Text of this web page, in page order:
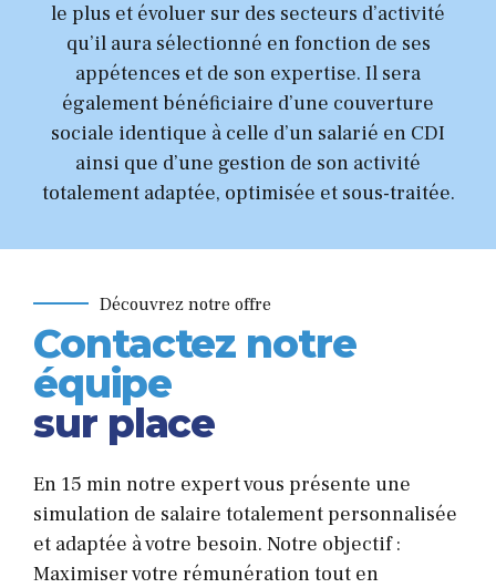
le plus et évoluer sur des secteurs d’activité
qu’il aura sélectionné en fonction de ses
appétences et de son expertise. Il sera
également bénéficiaire d’une couverture
sociale identique à celle d’un salarié en CDI
ainsi que d’une gestion de son activité
totalement adaptée, optimisée et sous-traitée.
Découvrez notre offre
Contactez notre
équipe
sur place
En 15 min notre expert vous présente une
simulation de salaire totalement personnalisée
et adaptée à votre besoin. Notre objectif :
Maximiser votre rémunération tout en